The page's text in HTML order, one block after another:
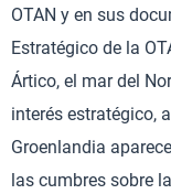
OTAN y en sus
Estratégico de la
Ártico, el mar del
interés estratégico,
Groenlandia
las cumbres sobre